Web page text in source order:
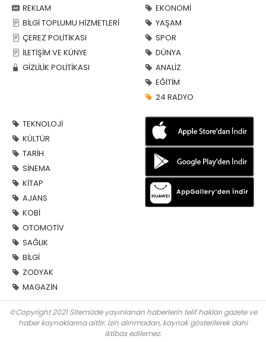
REKLAM
BİLGİ TOPLUMU HİZMETLERİ
ÇEREZ POLİTİKASI
İLETİŞİM VE KÜNYE
GİZLİLİK POLİTİKASI
EKONOMİ
YAŞAM
SPOR
DÜNYA
ANALİZ
EĞİTİM
24 RADYO
TEKNOLOJİ
KÜLTÜR
TARİH
SİNEMA
KİTAP
AJANS
KOBİ
OTOMOTİV
SAĞLIK
BİLGİ
ZODYAK
MAGAZİN
©Copyright 2021 Sitemizde yayınlanan haberlerin telif hakları gazete ve
haber kaynaklarına aittir. İzin alınmadan, kaynak gösterilerek dahi
iktibas edilemez.